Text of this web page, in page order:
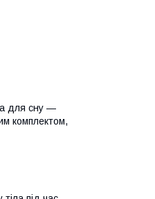
для сну —
комплектом,